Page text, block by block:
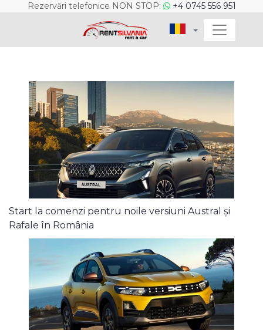
Rezervări telefonice NON STOP: +4 0745 556 951
Start la comenzi pentru noile versiuni Austral și
Rafale în România